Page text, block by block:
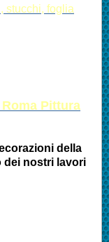
stucchi, foglia
Pittura
della
dei nostri lavori